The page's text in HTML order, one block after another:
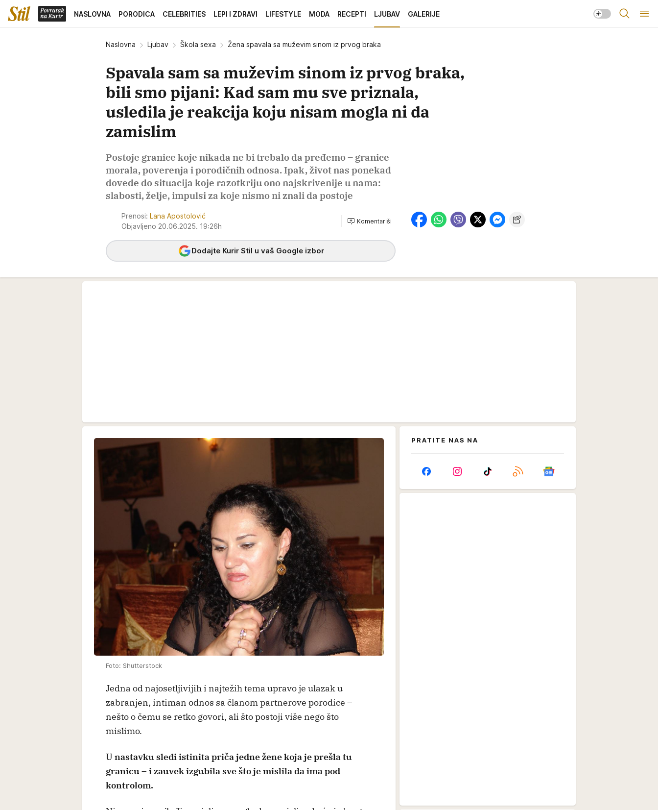
NASLOVNA PORODICA CELEBRITIES LEPI I ZDRAVI LIFESTYLE MODA RECEPTI LJUBAV GALERIJE
Naslovna Ljubav Škola sexa Žena spavala sa muževim sinom iz prvog braka
Spavala sam sa muževim sinom iz prvog braka,
bili smo pijani: Kad sam mu sve priznala,
usledila je reakcija koju nisam mogla ni da
zamislim
Postoje granice koje nikada ne bi trebalo da pređemo – granice
morala, poverenja i porodičnih odnosa. Ipak, život nas ponekad
dovede do situacija koje razotkriju ono najskrivenije u nama:
slabosti, želje, impulsi za koje nismo ni znali da postoje
Prenosi: Lana Apostolović
Objavljeno 20.06.2025. 19:26h
Komentariši
Dodajte Kurir Stil u vaš Google izbor
Foto: Shutterstock
Jedna od najosetljivijih i najtežih tema upravo je ulazak u
zabranjen, intiman odnos sa članom partnerove porodice –
nešto o čemu se retko govori, ali što postoji više nego što
mislimo.
U nastavku sledi istinita priča jedne žene koja je prešla tu
granicu – i zauvek izgubila sve što je mislila da ima pod
kontrolom.
PRATITE NAS NA